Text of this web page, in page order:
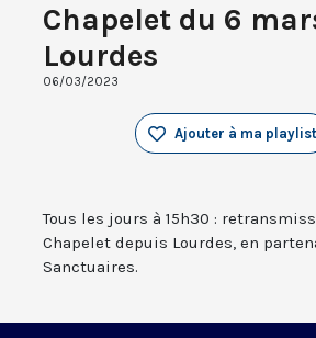
Chapelet du 6
Lourdes
06/03/2023
Ajouter à ma playlist
Tous les jours à 15h30 :
Chapelet depuis Lourdes, en
Sanctuaires.